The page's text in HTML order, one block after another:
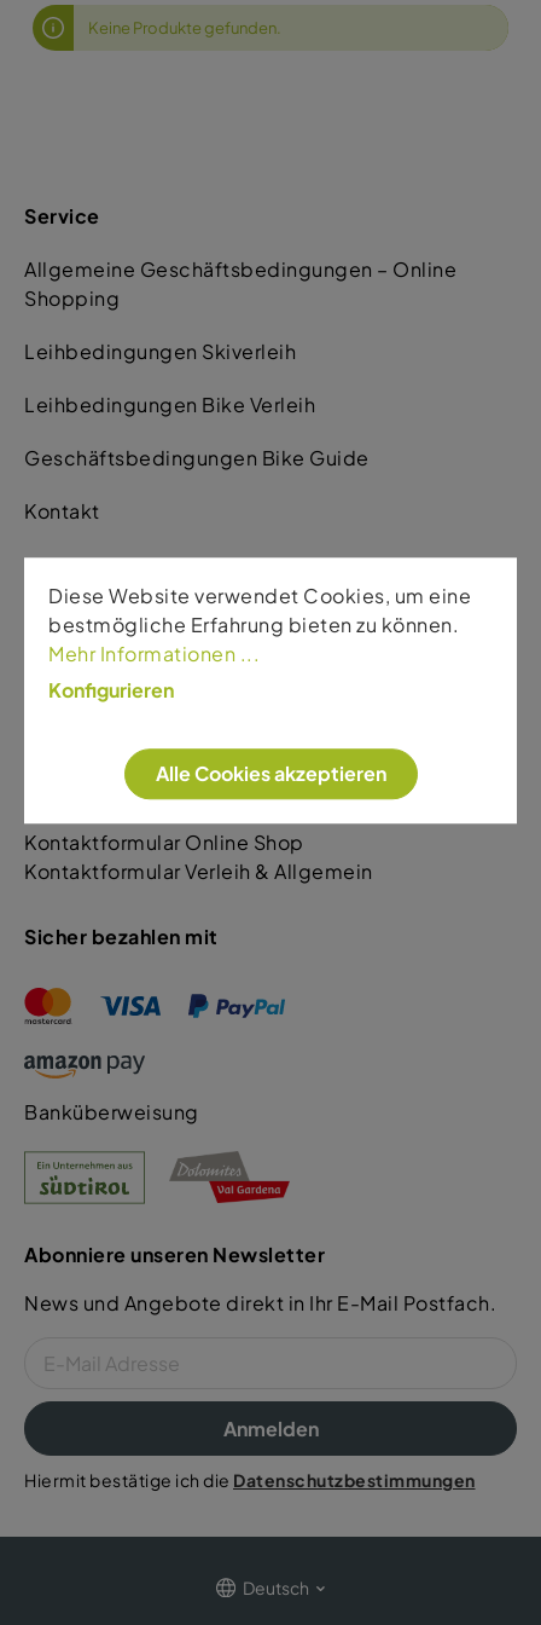
Keine Produkte gefunden.
Service
Allgemeine Geschäftsbedingungen – Online
Shopping
Leihbedingungen Skiverleih
Leihbedingungen Bike Verleih
Geschäftsbedingungen Bike Guide
Kontakt
Kontakt
Sport Gardena
Rezia Str. 110
39046 St. Ulrich
+39 0471 796522 Shop & Allgemein
+39 349 5623405 Verleih & Bike Verkauf
Kontaktformular Online Shop
Kontaktformular Verleih & Allgemein
Sicher bezahlen mit
Banküberweisung
Abonniere unseren Newsletter
News und Angebote direkt in Ihr E-Mail Postfach.
Anmelden
Hiermit bestätige ich die Datenschutzbestimmungen
Deutsch
Diese Website verwendet Cookies, um eine
bestmögliche Erfahrung bieten zu können.
Mehr Informationen ...
Konfigurieren
Alle Cookies akzeptieren